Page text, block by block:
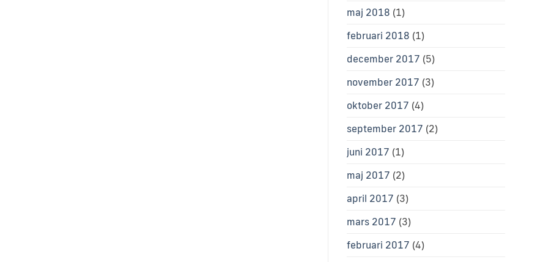
maj 2018 (1)
februari 2018 (1)
december 2017 (5)
november 2017 (3)
oktober 2017 (4)
september 2017 (2)
juni 2017 (1)
maj 2017 (2)
april 2017 (3)
mars 2017 (3)
februari 2017 (4)